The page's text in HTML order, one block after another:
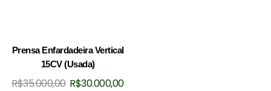
Prensa Enfardadeira Vertical
15CV (Usada)
R$35.000,00 O
R$30.000,00O